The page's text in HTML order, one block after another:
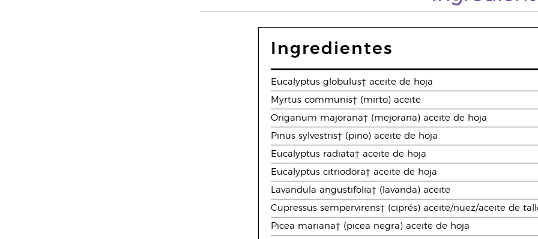
Ingredientes
Eucalyptus globulus† aceite de hoja
Myrtus communis† (mirto) aceite
Origanum majorana† (mejorana) aceite de hoja
Pinus sylvestris† (pino) aceite de hoja
Eucalyptus radiata† aceite de hoja
Eucalyptus citriodora† aceite de hoja
Lavandula angustifolia† (lavanda) aceite
Cupressus sempervirens† (ciprés) aceite/nuez/aceite de
Picea mariana† (picea negra) aceite de hoja